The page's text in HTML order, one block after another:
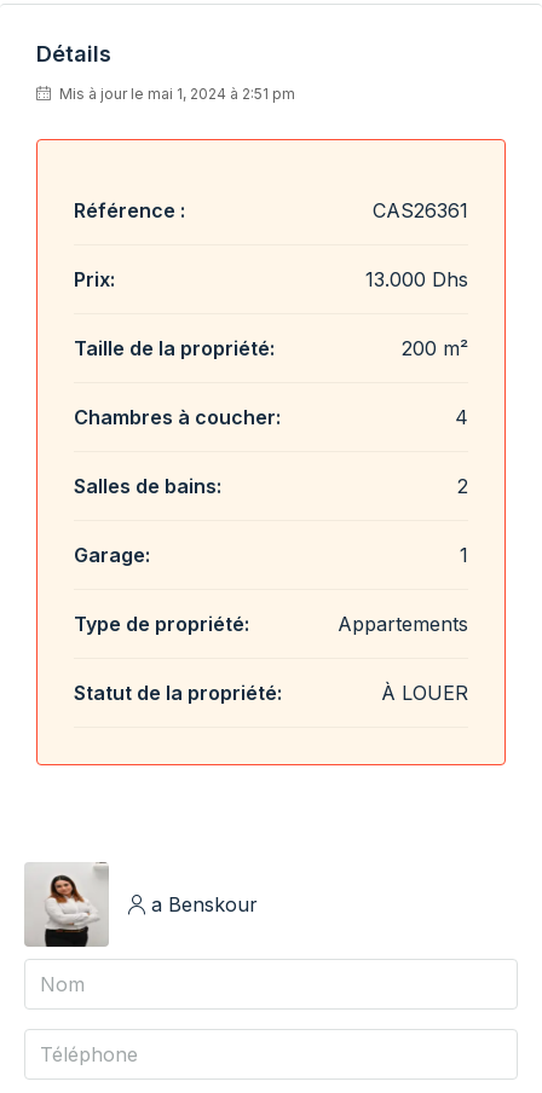
Détails
Mis à jour le mai 1, 2024 à 2:51 pm
Référence : CAS26361
Prix: 13.000 Dhs
Taille de la propriété: 200 m²
Chambres à coucher: 4
Salles de bains: 2
Garage: 1
Type de propriété: Appartements
Statut de la propriété: À LOUER
a Benskour